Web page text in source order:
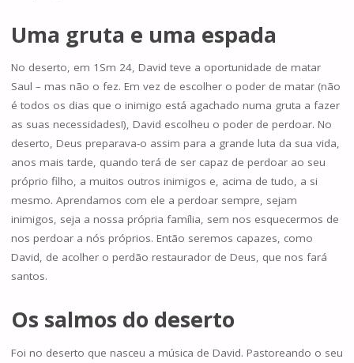
Uma gruta e uma espada
No deserto, em 1Sm 24, David teve a oportunidade de matar
Saul – mas não o fez. Em vez de escolher o poder de matar (não
é todos os dias que o inimigo está agachado numa gruta a fazer
as suas necessidades!), David escolheu o poder de perdoar. No
deserto, Deus preparava-o assim para a grande luta da sua vida,
anos mais tarde, quando terá de ser capaz de perdoar ao seu
próprio filho, a muitos outros inimigos e, acima de tudo, a si
mesmo. Aprendamos com ele a perdoar sempre, sejam
inimigos, seja a nossa própria família, sem nos esquecermos de
nos perdoar a nós próprios. Então seremos capazes, como
David, de acolher o perdão restaurador de Deus, que nos fará
santos.
Os salmos do deserto
Foi no deserto que nasceu a música de David. Pastoreando o seu